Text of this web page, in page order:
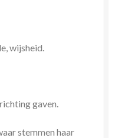
wijsheid.
gaven.
stemmen haar